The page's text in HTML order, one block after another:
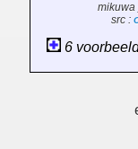
mikuwa
src :
6